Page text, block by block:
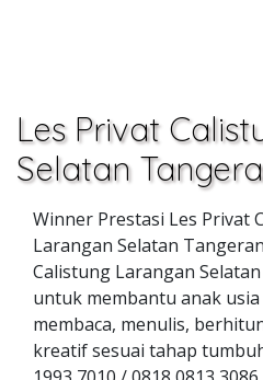
Les Privat
Selatan
Winner Prestasi Les Privat
Larangan Selatan
Calistung Larangan
untuk membantu anak
membaca, menulis,
kreatif sesuai tahap